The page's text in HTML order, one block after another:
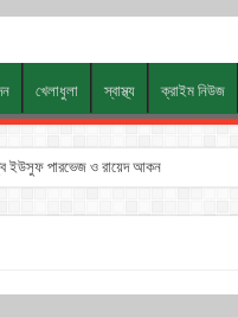
খেলাধুলা স্বাস্থ্য ক্রাইম নিউজ
ইউসুফ পারভেজ ও রায়েদ আকন